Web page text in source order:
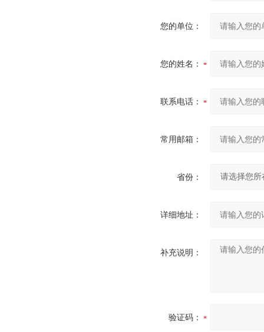
您的单位：
您的姓名：
联系电话：
常用邮箱：
省份：
详细地址：
补充说明：
验证码：